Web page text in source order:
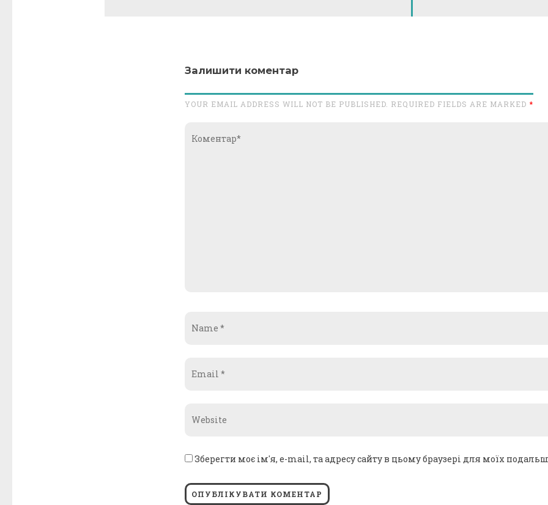
Залишити коментар
YOUR EMAIL ADDRESS WILL NOT BE PUBLISHED. REQUIRED FIELDS ARE MARKED *
Зберегти моє ім'я, e-mail, та адресу сайту в цьому браузері для моїх